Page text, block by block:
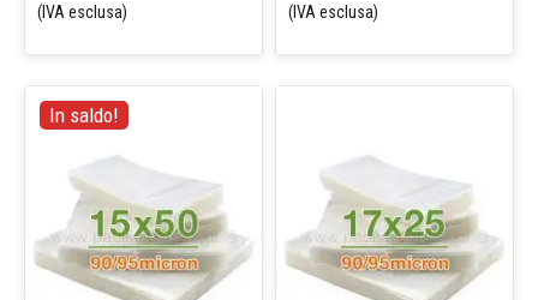
(IVA esclusa) (IVA esclusa)
In saldo!